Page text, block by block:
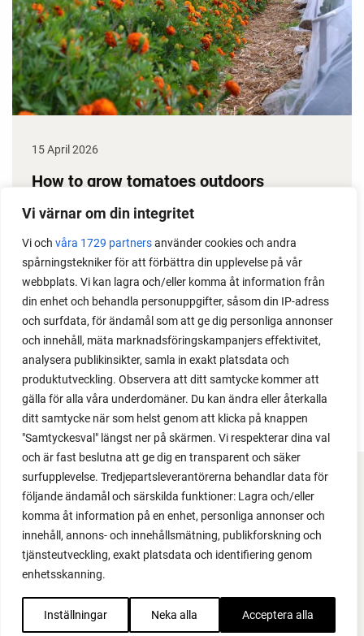
Vi värnar om din integritet
Vi och våra 1729 partnersanvänder cookies och andra
spårningstekniker för att förbättra din upplevelse på vår
webbplats. Vi kan lagra och/eller komma åt information från
din enhet och behandla personuppgifter, såsom din IP-adress
och surfdata, för ändamål som att ge dig personliga annonser
och innehåll, mäta marknadsföringskampanjers effektivitet,
analysera publikinsikter, samla in exakt platsdata och
produktutveckling. Observera att ditt samtycke kommer att
gälla för alla våra underdomäner. Du kan ändra eller återkalla
ditt samtycke när som helst genom att klicka på knappen
"Samtyckesval" längst ner på skärmen. Vi respekterar dina val
och är fast beslutna att ge dig en transparent och säker
surfupplevelse. Tredjepartsleverantörerna behandlar data för
följande ändamål och särskilda funktioner: Lagra och/eller
komma åt information på en enhet, personliga annonser och
innehåll, annons- och innehållsmätning, publikforskning och
tjänsteutveckling, exakt platsdata och identifiering genom
enhetsskanning.
Inställningar Neka alla Acceptera alla
15 April 2026
How to grow tomatoes outdoors
Do you need a greenhouse to grow tomatoes? This
readers. I grow tomatoes outdoors without any
issues. Why not give it a try?
LOAD MORE
FACEBOOK
YOUTUBE